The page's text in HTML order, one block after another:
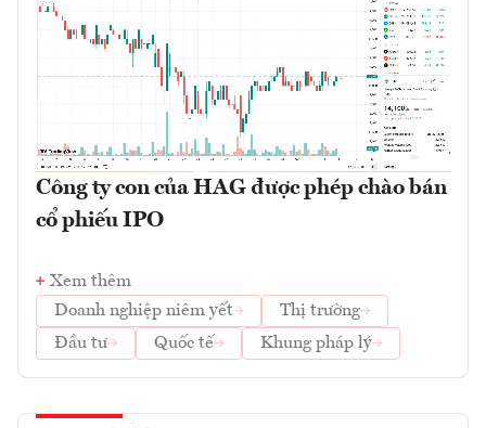
Công ty con của HAG được phép chào bán
cổ phiếu IPO
Xem thêm
Doanh nghiệp niêm yết
Thị trường
Đầu tư
Quốc tế Khung pháp lý